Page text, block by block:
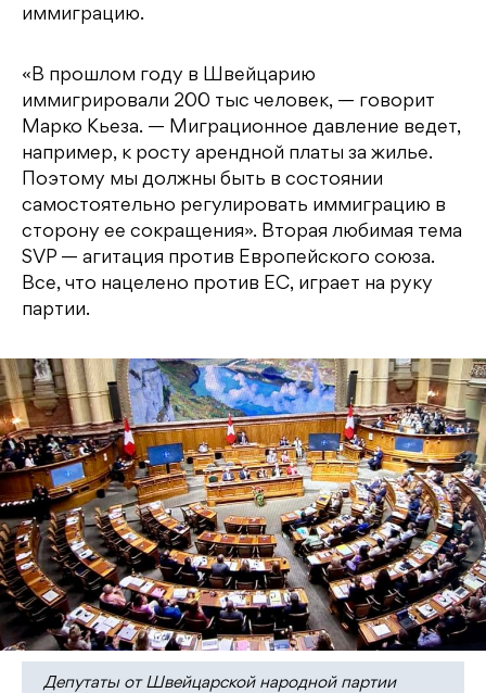
иммиграцию.
«В прошлом году в Швейцарию
иммигрировали 200 тыс человек, — говорит
Марко Кьеза. — Миграционное давление ведет,
например, к росту арендной платы за жилье.
Поэтому мы должны быть в состоянии
самостоятельно регулировать иммиграцию в
сторону ее сокращения». Вторая любимая тема
SVP — агитация против Европейского союза.
Все, что нацелено против ЕС, играет на руку
партии.
Депутаты от Швейцарской народной партии